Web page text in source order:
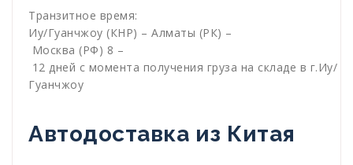
Транзитное время:
Иу/Гуанчжоу (КНР) – Алматы (РК) –
Москва (РФ) 8 –
12 дней с момента получения груза на складе в г.Иу/
Гуанчжоу
Автодоставка из Китая